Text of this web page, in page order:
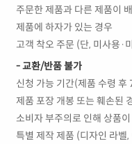
주문한 제품과 다른 제품이
제품에 하자가 있는 경우
고객 착오 주문 (단, 미사용·
- 교환/반품 불가
신청 가능 기간(제품 수령 후
제품 포장 개봉 또는 훼손된
소비자 부주의로 인해 상품
특별 제작 제품 (디자인 라벨